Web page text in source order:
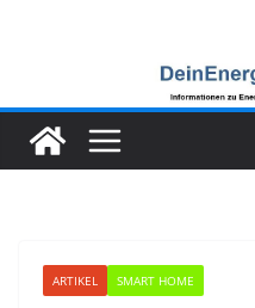
ARTIKEL SMART HOME